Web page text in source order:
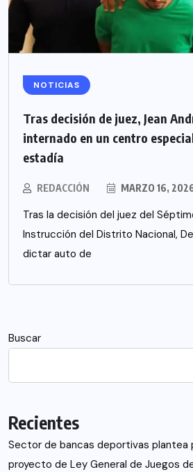
NOTICIAS
Tras decisión de juez, Jean
internado en un centro
estadía
REDACCIÓN MARZO 16,
Tras la decisión del juez del
Instrucción del Distrito Nacional,
dictar auto de
Buscar
Recientes
Sector de bancas deportivas plantea
proyecto de Ley General de Juegos